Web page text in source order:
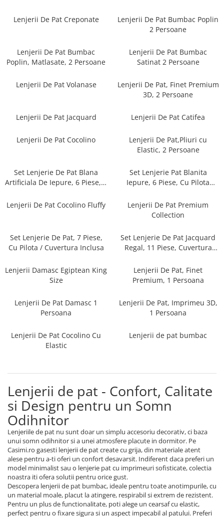
Cearceaf normal
Lenjerii De Pat Bumbac Poplin 2
Persoane
Matlasate, 2 Persoane
Lenjerii De Pat Volanase
Lenjerii De Pat, Finet Premium 3D,
Lenjerii De Pat Catifea
Set Lenjerie De Pat Blana
Set Lenjerie Pat Blanita Iepure, 6
Piese, Cu Pilota Inclusa
Set Lenjerie De Pat, 7 Piese, Cu
Set Lenjerie De Pat Jacquard Regal,
11 Piese, Cuvertura Inclusa
Lenjerii De Pat, Finet Premium, 1
Lenjerii De Pat, Imprimeu 3D, 1
Persoana
Lenjerii De Pat Creponate
Lenjerii De Pat Bumbac Poplin
2 Persoane
Lenjerii De Pat Bumbac
Poplin, Matlasate, 2 Persoane
Lenjerii De Pat Bumbac
Satinat 2 Persoane
Lenjerii De Pat Volanase
Lenjerii De Pat, Finet Premium
3D, 2 Persoane
Lenjerii De Pat Jacquard Lenjerii De Pat Catifea
Lenjerii De Pat Cocolino
Lenjerii De Pat,Pliuri cu
Elastic, 2 Persoane
Set Lenjerie De Pat Blana
Artificiala De Iepure, 6 Piese, 2
Set Lenjerie Pat Blanita
Iepure, 6 Piese, Cu Pilota
Lenjerii De Pat Cocolino Fluffy
Lenjerii De Pat Premium
Collection
Set Lenjerie De Pat, 7 Piese,
Cu Pilota / Cuvertura Inclusa
Set Lenjerie De Pat Jacquard
Regal, 11 Piese, Cuvertura
Lenjerii Damasc Egiptean King
Size
Lenjerii De Pat, Finet
Premium, 1 Persoana
Lenjerii De Pat Damasc 1
Persoana
Lenjerii De Pat, Imprimeu 3D,
1 Persoana
Lenjerii De Pat Cocolino Cu
Elastic
Lenjerii de pat bumbac
Lenjerii de pat - Confort, Calitate
si Design pentru un Somn
Odihnitor
Lenjeriile de pat nu sunt doar un simplu accesoriu decorativ, ci baza
unui somn odihnitor si a unei atmosfere placute in dormitor. Pe
Casimi.ro gasesti lenjerii de pat create cu grija, din materiale atent
alese pentru a-ti oferi un confort desavarsit. Indiferent daca preferi un
model minimalist sau o lenjerie pat cu imprimeuri sofisticate, colectia
noastra iti ofera solutii pentru orice gust.
Descopera lenjerii de pat bumbac, ideale pentru toate anotimpurile, cu
un material moale, placut la atingere, respirabil si extrem de rezistent.
Pentru un plus de functionalitate, poti alege un cearsaf cu elastic,
perfect pentru o fixare sigura si un aspect impecabil al patului. Preferi